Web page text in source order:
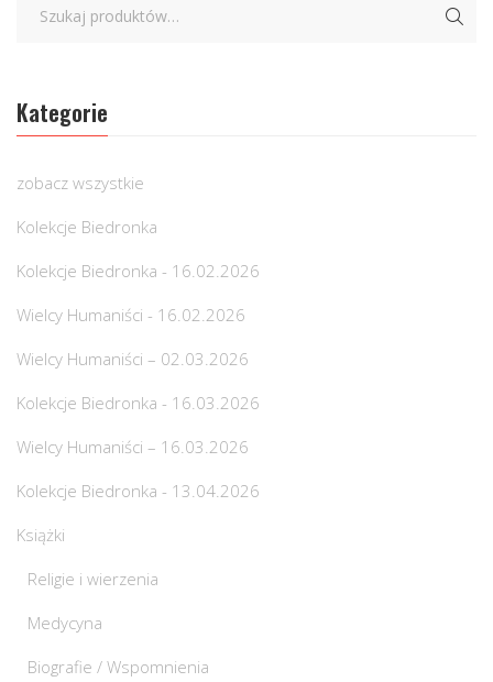
Kategorie
zobacz wszystkie
Kolekcje Biedronka
Kolekcje Biedronka - 16.02.2026
Wielcy Humaniści - 16.02.2026
Wielcy Humaniści – 02.03.2026
Kolekcje Biedronka - 16.03.2026
Wielcy Humaniści – 16.03.2026
Kolekcje Biedronka - 13.04.2026
Książki
Religie i wierzenia
Medycyna
Biografie / Wspomnienia